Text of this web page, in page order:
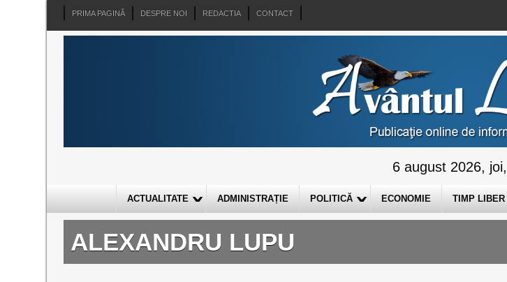
PRIMA PAGINĂ DESPRE NOI REDACTIA CONTACT
6 august 2026,
ACTUALITATE ADMINISTRAȚIE POLITICĂ ECONOMIE TIMP LIBER
ALEXANDRU LUPU